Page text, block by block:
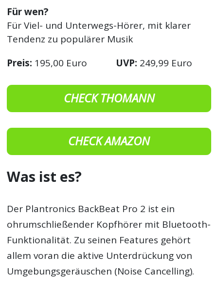
Für wen?
Für Viel- und Unterwegs-Hörer, mit klarer
Tendenz zu populärer Musik
Preis: 195,00 Euro UVP: 249,99 Euro
CHECK THOMANN
CHECK AMAZON
Was ist es?
Der Plantronics BackBeat Pro 2 ist ein
ohrumschließender Kopfhörer mit Bluetooth-
Funktionalität. Zu seinen Features gehört
allem voran die aktive Unterdrückung von
Umgebungsgeräuschen (Noise Cancelling).